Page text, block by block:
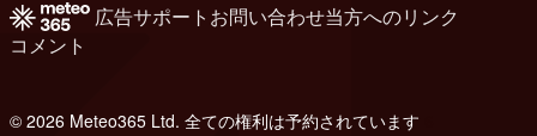
広告サポート お問い合わせ当方へのリンク
コメント
© 2026 Meteo365 Ltd. 全ての権利は予約されています